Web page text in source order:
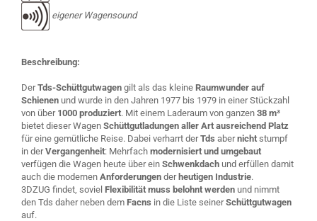
eigener Wagensound
Beschreibung:
DerTds-Schüttgutwagen gilt als das kleine Raumwunder auf
Schienen und wurde in den Jahren 1977 bis 1979 in einer Stückzahl
von über 1000 produziert. Mit einem Laderaum von ganzen 38 m³
bietet dieser Wagen Schüttgutladungen aller Art ausreichend Platz
für eine gemütliche Reise. Dabei verharrt derTds abernicht stumpf
in derVergangenheit: Mehrfach modernisiert und umgebaut
verfügen die Wagen heute über ein Schwenkdach und erfüllen damit
auch die modernen Anforderungen der heutigen Industrie.
3DZUG findet, soviel Flexibilität muss belohnt werden und nimmt
den Tds daher neben dem Facns in die Liste seinerSchüttgutwagen
auf.